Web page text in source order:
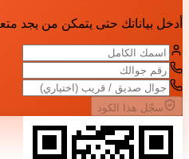
أدخل بياناتك حتى يتمكن من يجد
سجّل هذا الكود